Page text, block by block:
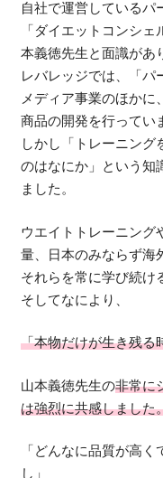
自社で運営しているパ
「ダイエットコンシ
本義徳先生と面識があ
レバレッジでは、「パ
メディア事業のほかに
商品の開発を行ってい
しかし「トレーニング
のはなにか」という知
ました。
ウエイトトレーニング
量、日本のみならず海
それらを常に学び続け
そしてなにより、
「本物だけが生き残る
山本義徳先生の非常に
は強烈に共感しました
「どんなに品質が高
し」